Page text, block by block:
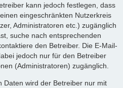
kann jedoch festlegen, dass
eingeschränkten Nutzerkreis
Administratoren etc.) zugänglich
suche nach entsprechenden
den Betreiber. Die E-Mail-
jedoch nur für den Betreiber
(Administratoren) zugänglich.
Daten wird der Betreiber nur mit